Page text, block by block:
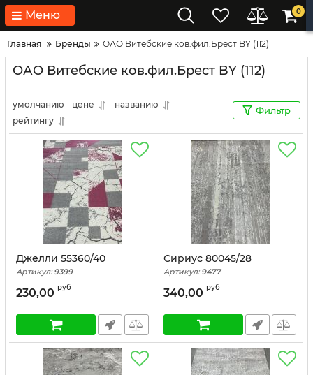
Меню 0
Главная Бренды ОАО Витебские ков.фил.Брест BY (112)
ОАО Витебские ков.фил.Брест BY (112)
умолчанию цене
названию
рейтингу
Фильтр
Джелли 55360/40
Артикул: 9399
230,00 руб
Сириус 80045/28
Артикул: 9477
340,00 руб